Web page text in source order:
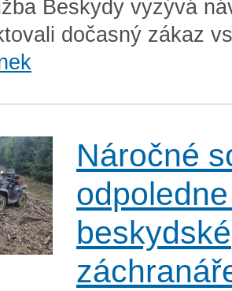
Beskydy vyzývá
dočasný zákaz
Náročné
beskydské